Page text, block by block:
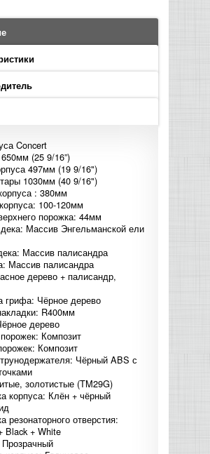
ЦИФРОВЫЕ
МАССИВЫ
МОНИТОРЫ
ПЛЕЕРЫ,
АКТИВНЫЕ
ДЛЯ
СИСТЕМ
АС И КРОССОВЕРЫ
ДЛЯ АКУСТИЧЕСКИХ ГИТАР
ПРИНАДЛЕЖНОСТИ
КОМБО
И ГРУВБОКСЫ
И МИКРОФОННЫЕ
ОБЕСПЕЧЕНИЕ
ВИДЕО МОНТАЖА
КОНВЕРТЕРЫ
УДАРНЫЕ
СКЛАДА
Concert
(25 9/16”)
497мм (19 9/16")
1030мм (40 9/16")
: 380мм
100-120мм
порожка: 44мм
Массив Энгельманской ели
Массив палисандра
Массив палисандра
дерево + палисандр,
грифа: Чёрное дерево
R400мм
дерево
Композит
Композит
Чёрный ABS с
золотистые (TM29G)
корпуса: Клён + чёрный
резонаторного отверстия:
Black + White
Прозрачный